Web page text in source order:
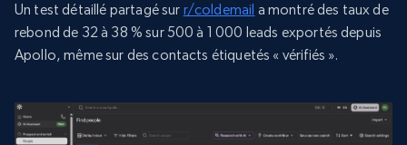
Un test détaillé partagé sur r/coldemail a montré des taux de
rebond de 32 à 38 % sur 500 à 1 000 leads exportés depuis
Apollo, même sur des contacts étiquetés « vérifiés ».